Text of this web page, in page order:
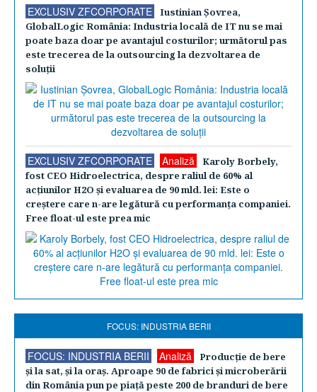
EXCLUSIV ZFCORPORATE
Iustinian Şovrea,
GlobalLogic România: Industria locală de IT nu se mai
poate baza doar pe avantajul costurilor; următorul pas
este trecerea de la outsourcing la dezvoltarea de
soluţii
EXCLUSIV ZFCORPORATE Analiză
Karoly Borbely,
fost CEO Hidroelectrica, despre raliul de 60% al
acţiunilor H2O şi evaluarea de 90 mld. lei: Este o
creştere care n-are legătură cu performanţa companiei.
Free float-ul este prea mic
FOCUS: INDUSTRIA BERII
FOCUS: INDUSTRIA BERII Analiză
Producţie de bere
şi la sat, şi la oraş. Aproape 90 de fabrici şi microberării
din România pun pe piaţă peste 200 de branduri de bere